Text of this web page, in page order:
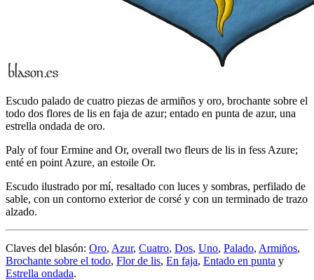
Escudo palado de cuatro piezas de armiños y oro, brochante sobre el
todo dos flores de lis en faja de azur; entado en punta de azur, una
estrella ondada de oro.
Paly of four Ermine and Or, overall two fleurs de lis in fess Azure;
enté en point Azure, an estoile Or.
Escudo ilustrado por mí, resaltado con luces y sombras, perfilado de
sable, con un contorno exterior de corsé y con un terminado de trazo
alzado.
Claves del blasón: Oro, Azur, Cuatro, Dos, Uno, Palado, Armiños,
Brochante sobre el todo, Flor de lis, En faja, Entado en punta y
Estrella ondada.